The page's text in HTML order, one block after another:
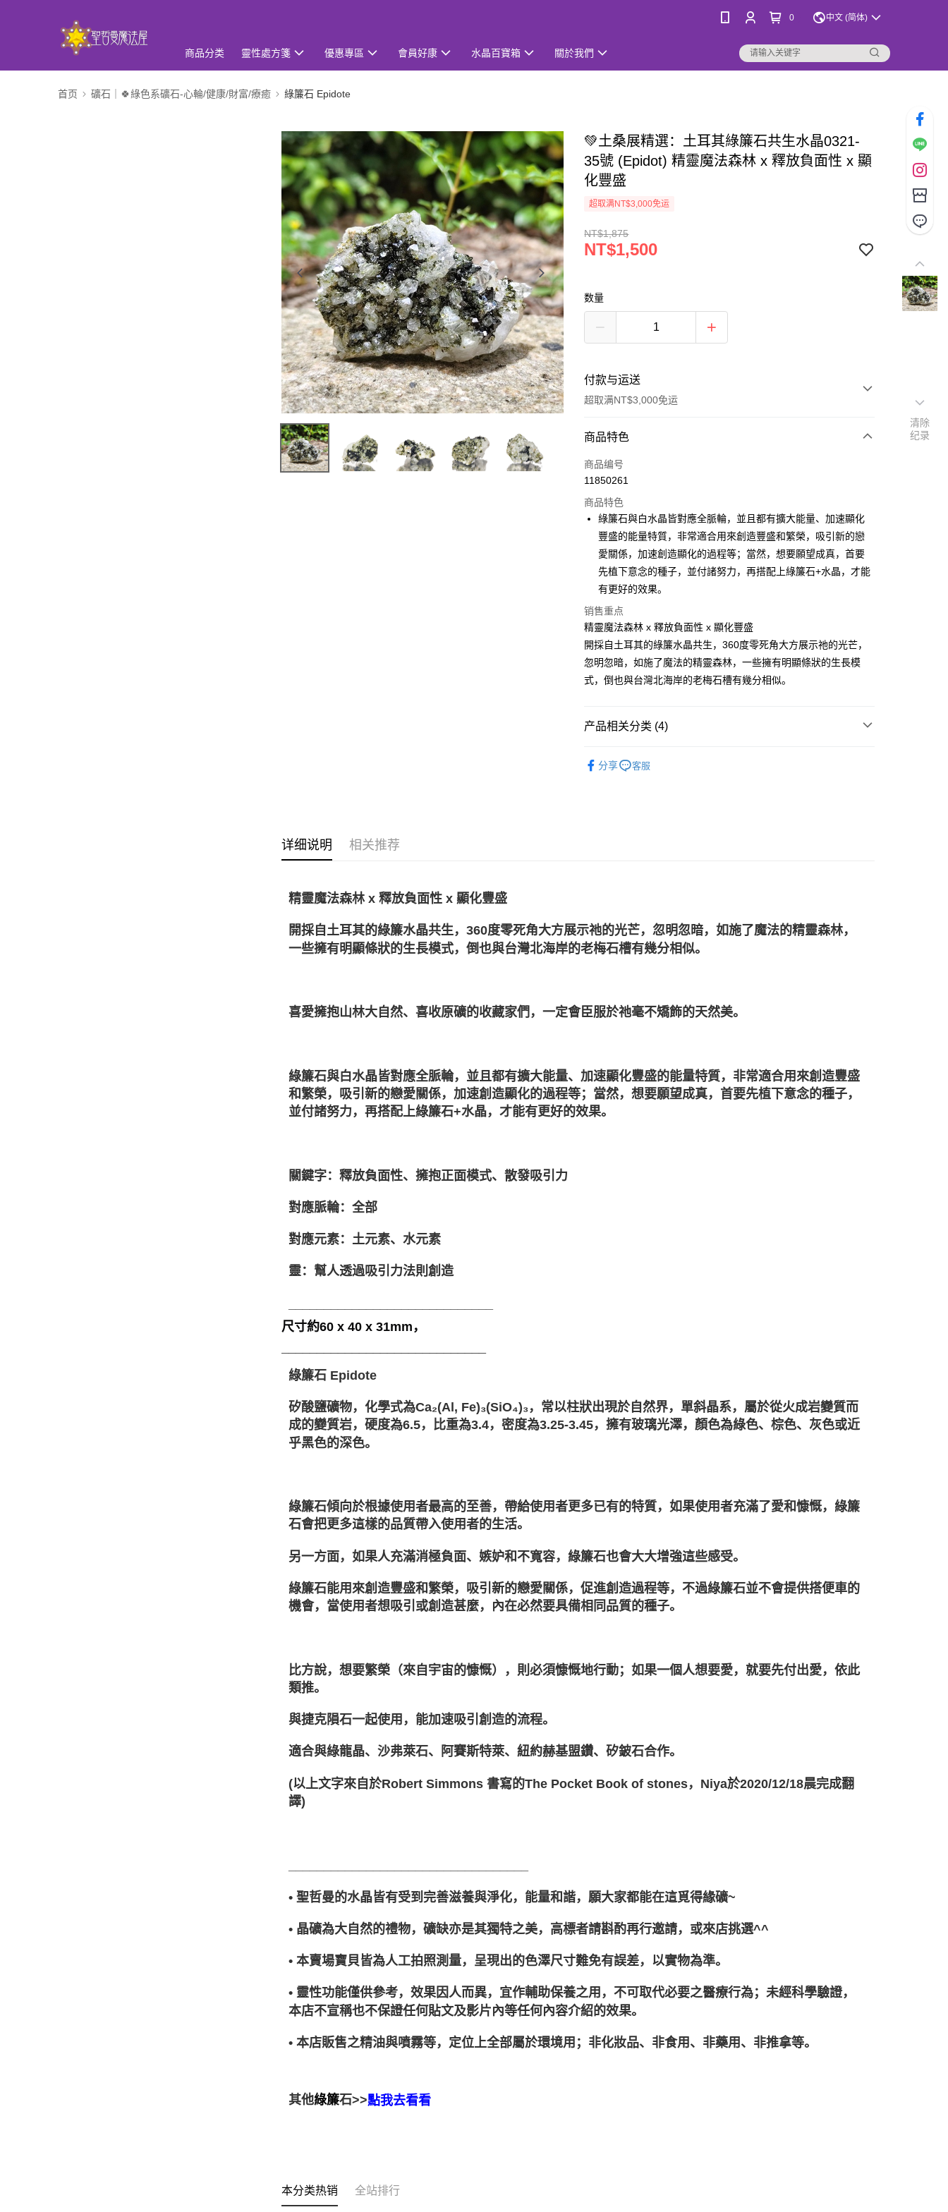
0 中文 (简体)
商品分类 靈性處方箋 優惠專區 會員好康 水晶百寶箱 關於我們
首页 礦石｜🍀綠色系礦石-心輪/健康/財富/療癒 綠簾石 Epidote
💚土桑展精選：土耳其綠簾石共生水晶0321-
35號 (Epidot) 精靈魔法森林 x 釋放負面性 x 顯
化豐盛
超取满NT$3,000免运
NT$1,875
NT$1,500
数量
付款与运送
超取满NT$3,000免运
付款方式
信用卡一次付款
LINE Pay
Apple Pay
街口支付
悠遊付
ATM付款
运送方式
商品特色
商品编号
11850261
商品特色
綠簾石與白水晶皆對應全脈輪，並且都有擴大能量、加速顯化
豐盛的能量特質，非常適合用來創造豐盛和繁榮，吸引新的戀
愛關係，加速創造顯化的過程等；當然，想要願望成真，首要
先植下意念的種子，並付諸努力，再搭配上綠簾石+水晶，才能
有更好的效果。
销售重点
精靈魔法森林 x 釋放負面性 x 顯化豐盛
開採自土耳其的綠簾水晶共生，360度零死角大方展示祂的光芒，
忽明忽暗，如施了魔法的精靈森林，一些擁有明顯條狀的生長模
式，倒也與台灣北海岸的老梅石槽有幾分相似。
产品相关分类 (4)
分享 客服
详细说明 相关推荐
精靈魔法森林 x 釋放負面性 x 顯化豐盛
開採自土耳其的綠簾水晶共生，360度零死角大方展示祂的光芒，忽明忽暗，如施了魔法的精靈森林，
一些擁有明顯條狀的生長模式，倒也與台灣北海岸的老梅石槽有幾分相似。
喜愛擁抱山林大自然、喜收原礦的收藏家們，一定會臣服於祂毫不矯飾的天然美。
綠簾石與白水晶皆對應全脈輪，並且都有擴大能量、加速顯化豐盛的能量特質，非常適合用來創造豐盛
和繁榮，吸引新的戀愛關係，加速創造顯化的過程等；當然，想要願望成真，首要先植下意念的種子，
並付諸努力，再搭配上綠簾石+水晶，才能有更好的效果。
關鍵字：釋放負面性、擁抱正面模式、散發吸引力
對應脈輪：全部
對應元素：土元素、水元素
靈：幫人透過吸引力法則創造
尺寸約60 x 40 x 31mm，
綠簾石 Epidote
矽酸鹽礦物，化學式為Ca₂(Al, Fe)₃(SiO₄)₃，常以柱狀出現於自然界，單斜晶系，屬於從火成岩變質而
成的變質岩，硬度為6.5，比重為3.4，密度為3.25-3.45，擁有玻璃光澤，顏色為綠色、棕色、灰色或近
乎黑色的深色。
綠簾石傾向於根據使用者最高的至善，帶給使用者更多已有的特質，如果使用者充滿了愛和慷慨，綠簾
石會把更多這樣的品質帶入使用者的生活。
另一方面，如果人充滿消極負面、嫉妒和不寬容，綠簾石也會大大增強這些感受。
綠簾石能用來創造豐盛和繁榮，吸引新的戀愛關係，促進創造過程等，不過綠簾石並不會提供搭便車的
機會，當使用者想吸引或創造甚麼，內在必然要具備相同品質的種子。
比方說，想要繁榮（來自宇宙的慷慨），則必須慷慨地行動；如果一個人想要愛，就要先付出愛，依此
類推。
與捷克隕石一起使用，能加速吸引創造的流程。
適合與綠龍晶、沙弗萊石、阿賽斯特萊、紐約赫基盟鑽、矽鈹石合作。
(以上文字來自於Robert Simmons 書寫的The Pocket Book of stones，Niya於2020/12/18晨完成翻
譯)
• 聖哲曼的水晶皆有受到完善滋養與淨化，能量和諧，願大家都能在這覓得緣礦~
• 晶礦為大自然的禮物，礦缺亦是其獨特之美，高標者請斟酌再行邀請，或來店挑選^^
• 本賣場寶貝皆為人工拍照測量，呈現出的色澤尺寸難免有誤差，以實物為準。
• 靈性功能僅供參考，效果因人而異，宜作輔助保養之用，不可取代必要之醫療行為；未經科學驗證，
本店不宣稱也不保證任何貼文及影片內等任何內容介紹的效果。
• 本店販售之精油與噴霧等，定位上全部屬於環境用；非化妝品、非食用、非藥用、非推拿等。
其他綠簾石>>點我去看看
本分类热销 全站排行
清除
纪录